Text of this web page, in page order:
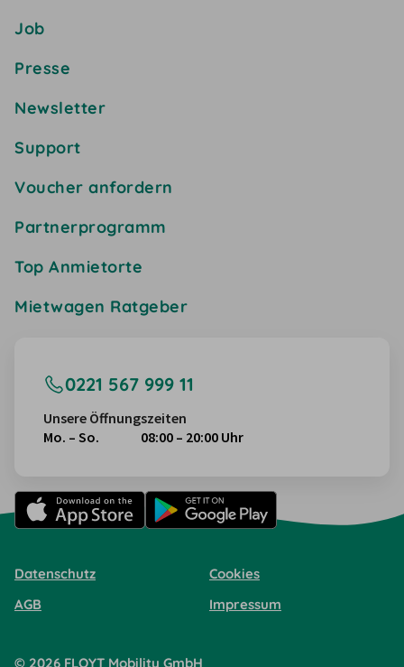
Job
Presse
Newsletter
Support
Voucher anfordern
Partnerprogramm
Top Anmietorte
Mietwagen Ratgeber
0221 567 999 11
Unsere Öffnungszeiten
Mo. – So.
08:00 – 20:00 Uhr
Datenschutz
Cookies
AGB
Impressum
© 2026 FLOYT Mobility GmbH